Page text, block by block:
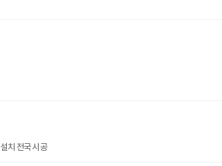
치 전국 시공